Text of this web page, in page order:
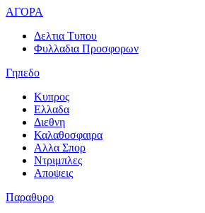
ΑΓΟΡΑ
Δελτια Τυπου
Φυλλαδια Προσφορων
Γηπεδο
Κυπρος
Ελλαδα
Διεθνη
Καλαθοσφαιρα
Αλλα Σπορ
Ντριμπλες
Αποψεις
Παραθυρο